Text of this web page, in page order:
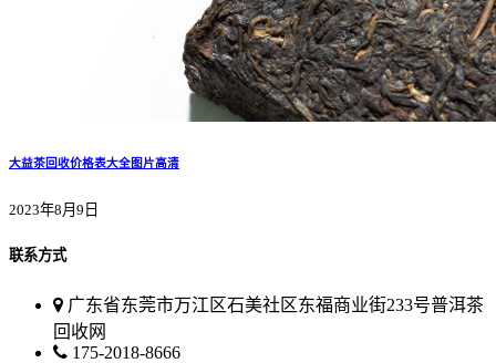
大益茶回收价格表大全图片高清
2023年8月9日
联系方式
广东省东莞市万江区石美社区东福商业街233号普洱茶
回收网
175-2018-8666